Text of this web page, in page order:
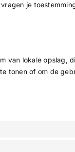
je
van lokale opslag,
tonen of om de